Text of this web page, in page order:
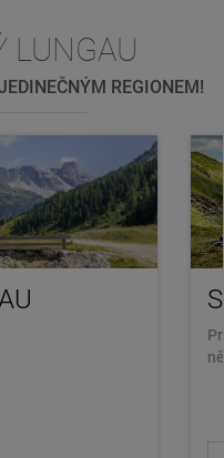
LUNGAU
REGIONEM!